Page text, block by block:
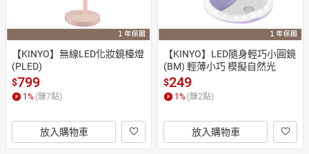
【KINYO】無線LED化妝鏡檯燈
(PLED)
$799
1 % (賺7點)
放入購物車
【KINYO】LED隨身輕巧小圓鏡
(BM) 輕薄小巧 模擬自然光
$249
1 % (賺2點)
放入購物車